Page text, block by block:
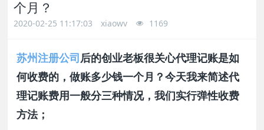
个月？
2020-02-25 11:17:03 xiaowv 1169
苏州注册公司后的创业老板很关心代理记账是如
何收费的，做账多少钱一个月？今天我来简述代
理记账费用一般分三种情况，我们实行弹性收费
方法；